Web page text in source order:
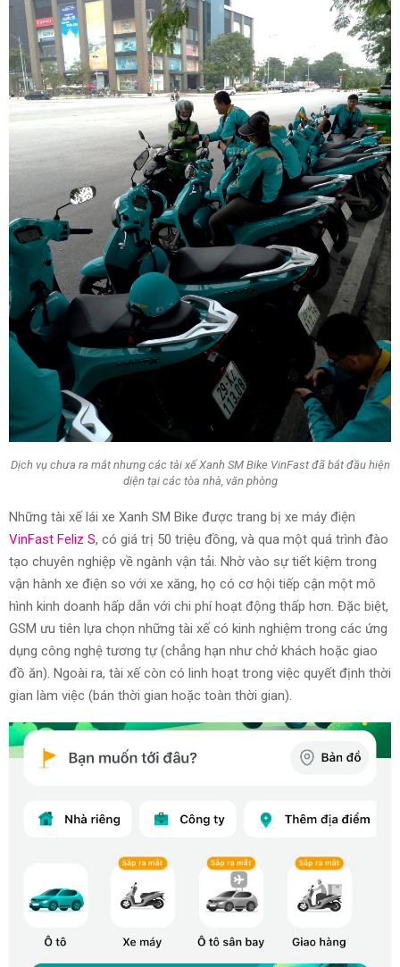
Dịch vụ chưa ra mắt nhưng các tài xế Xanh SM Bike VinFast đã bắt đầu hiện
diện tại các tòa nhà, văn phòng
Những tài xế lái xe Xanh SM Bike được trang bị xe máy điện
VinFast Feliz S, có giá trị 50 triệu đồng, và qua một quá trình đào
tạo chuyên nghiệp về ngành vận tải. Nhờ vào sự tiết kiệm trong
vận hành xe điện so với xe xăng, họ có cơ hội tiếp cận một mô
hình kinh doanh hấp dẫn với chi phí hoạt động thấp hơn. Đặc biệt,
GSM ưu tiên lựa chọn những tài xế có kinh nghiệm trong các ứng
dụng công nghệ tương tự (chẳng hạn như chở khách hoặc giao
đồ ăn). Ngoài ra, tài xế còn có linh hoạt trong việc quyết định thời
gian làm việc (bán thời gian hoặc toàn thời gian).